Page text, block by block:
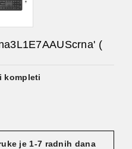
(
kompleti
je 1-7 radnih dana